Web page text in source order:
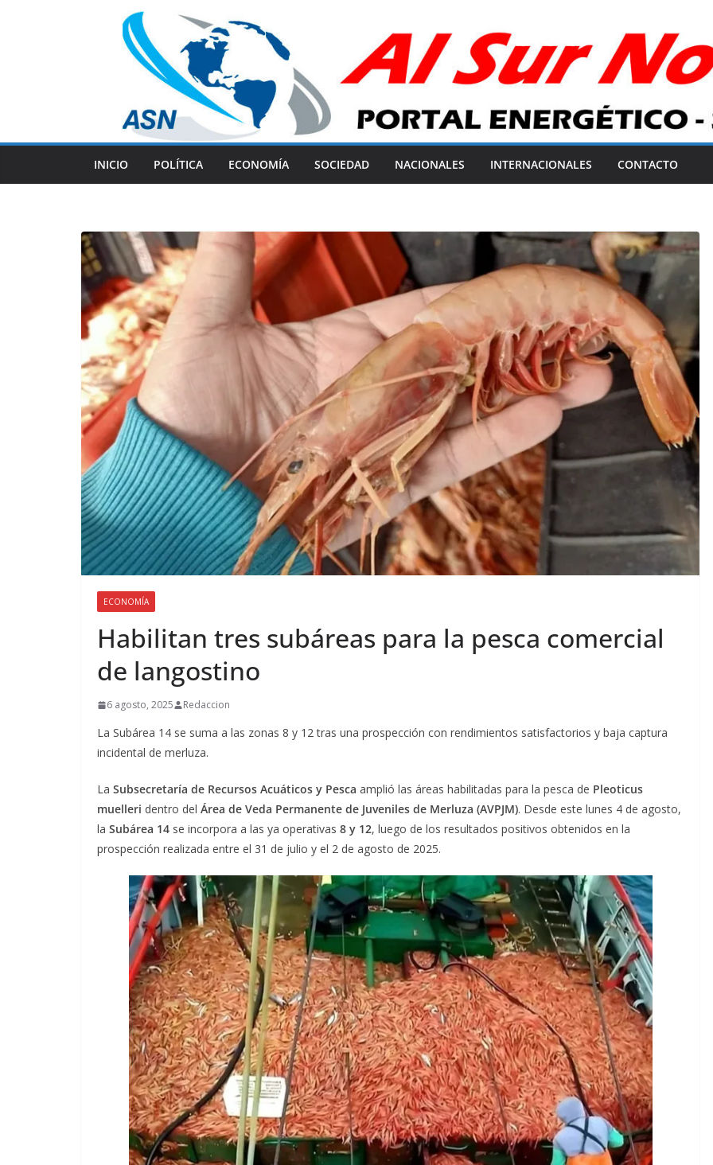
INICIO POLÍTICA ECONOMÍA SOCIEDAD NACIONALES INTERNACIONALES CONTACTO
ECONOMÍA
Habilitan tres subáreas para la pesca comercial
de langostino
6 agosto, 2025 Redaccion
La Subárea 14 se suma a las zonas 8 y 12 tras una prospección con rendimientos satisfactorios y baja captura
incidental de merluza.
La Subsecretaría de Recursos Acuáticos y Pesca amplió las áreas habilitadas para la pesca de Pleoticus
muelleri dentro del Área de Veda Permanente de Juveniles de Merluza (AVPJM). Desde este lunes 4 de agosto,
la Subárea 14 se incorpora a las ya operativas 8 y 12, luego de los resultados positivos obtenidos en la
prospección realizada entre el 31 de julio y el 2 de agosto de 2025.